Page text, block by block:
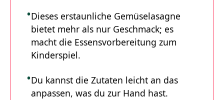
Dieses erstaunliche Gemüselasagne
bietet mehr als nur Geschmack; es
macht die Essensvorbereitung zum
Kinderspiel.
Du kannst die Zutaten leicht an das
anpassen, was du zur Hand hast.